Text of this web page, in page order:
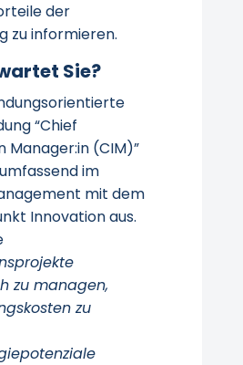
der
zu informieren.
Sie?
“Chief
Manager:in (CIM)”
im
mit dem
Innovation aus.
zu managen,
zu